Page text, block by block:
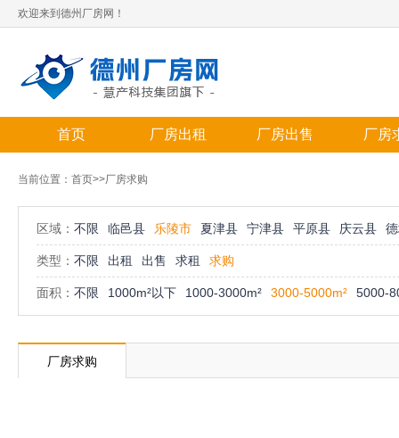
欢迎来到德州厂房网！
首页 厂房出租 厂房出售 厂房
当前位置： 首页>>厂房求购
区域： 不限 临邑县 乐陵市 夏津县 宁津县 平原县 庆云县
类型： 不限 出租 出售 求租 求购
面积： 不限 1000m²以下 1000-3000m² 3000-5000m² 5000-
厂房求购